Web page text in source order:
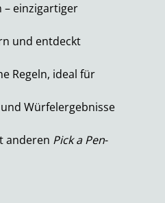
– einzigartiger
und entdeckt
Regeln, ideal für
Würfelergebnisse
anderen Pick a Pen-